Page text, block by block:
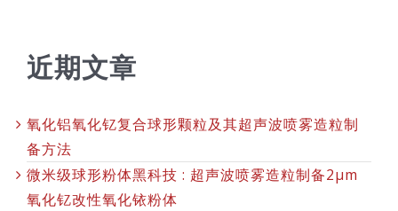
近期文章
氧化铝氧化钇复合球形颗粒及其超声波喷雾造粒制
备方法
微米级球形粉体黑科技 : 超声波喷雾造粒制备2μm
氧化钇改性氧化铱粉体